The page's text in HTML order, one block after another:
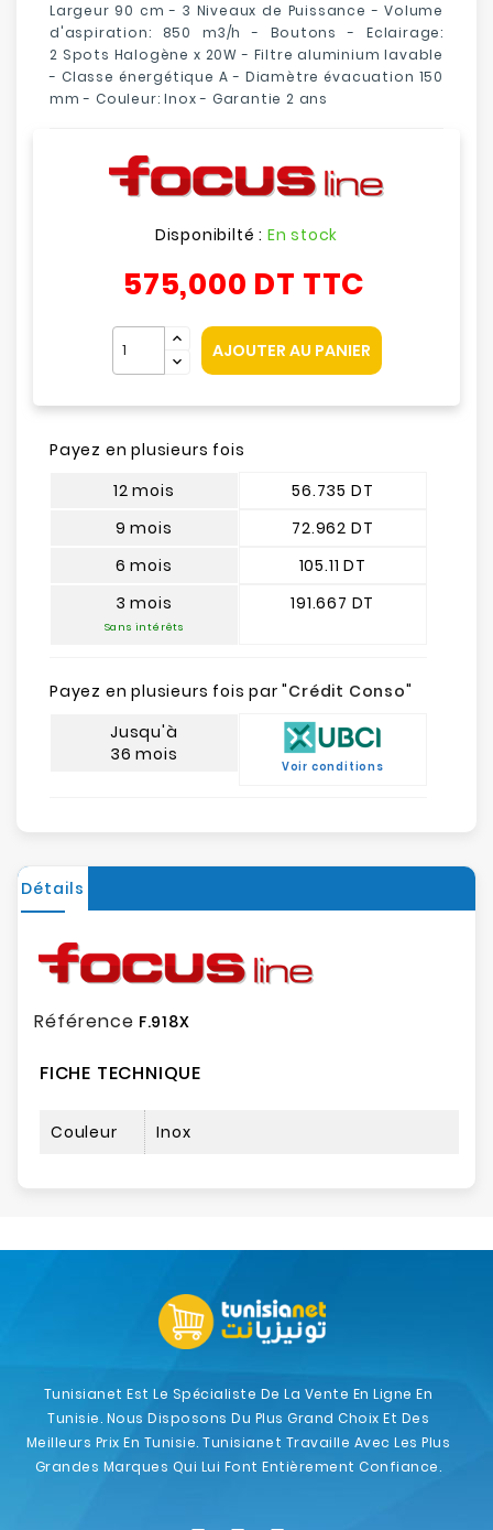
Largeur 90 cm - 3 Niveaux de Puissance - Volume
d'aspiration: 850 m3/h - Boutons - Eclairage:
2 Spots Halogène x 20W- Filtre aluminium lavable
- Classe énergétique A - Diamètre évacuation 150
mm - Couleur: Inox - Garantie 2 ans
Disponibilté : En stock
575,000 DT TTC
AJOUTER AU PANIER
Payez en plusieurs fois
12 mois
9 mois
6 mois
3 mois
Sans intérêts
56.735 DT
72.962 DT
105.11 DT
191.667 DT
Payez en plusieurs fois par "Crédit Conso"
Jusqu'à
36 mois
Voir conditions
Détails
Référence F.918X
FICHE TECHNIQUE
Couleur Inox
Tunisianet Est Le Spécialiste De La Vente En Ligne En
Tunisie. Nous Disposons Du Plus Grand Choix Et Des
Meilleurs Prix En Tunisie. Tunisianet Travaille Avec Les Plus
Grandes Marques Qui Lui Font Entièrement Confiance.